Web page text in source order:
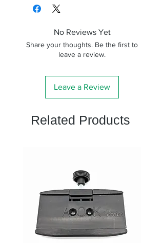
焦点距離 5.5mm
アイレリー
15mm
見掛視界 58°
31.7mm
No Reviews Yet
Share your thoughts. Be the first to
leave a review.
Leave a Review
Related Products